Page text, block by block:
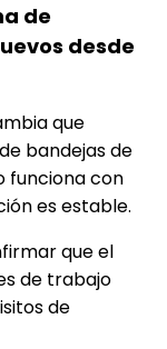
de
desde
que
bandejas de
funciona con
es estable.
que el
de trabajo
de